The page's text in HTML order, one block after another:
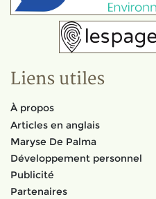
Liens utiles
À propos
Articles en anglais
Maryse De Palma
Développement personnel
Publicité
Partenaires